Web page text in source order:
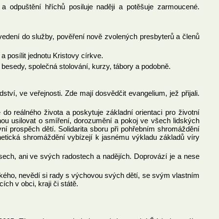
hříchů posiluje naději a potěšuje zarmoucené.
do služby, pověření nově zvolených presbyterů a členů
posílit jednotu Kristovy církve.
společná stolování, kurzy, tábory a podobně.
ve veřejnosti. Zde mají dosvědčit evangelium, jež přijali.
reálného života a poskytuje základní orientaci pro životní
usilovat o smíření, dorozumění a pokoj ve všech lidských
prospěch dětí. Solidarita sboru při pohřebním shromáždění
shromáždění vybízejí k jasnému výkladu základů víry
ani ve svých radostech a nadějích. Doprovází je a nese
nevědí si rady s výchovou svých dětí, se svým vlastním
v obci, kraji či státě.